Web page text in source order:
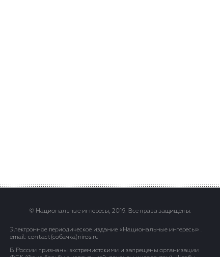
© Национальные интересы, 2019. Все права защищены.
Электронное периодическое издание «Национальные интересы» .
email: contact(сoбaчка)niros.ru
В России признаны экстремистскими и запрещены организации